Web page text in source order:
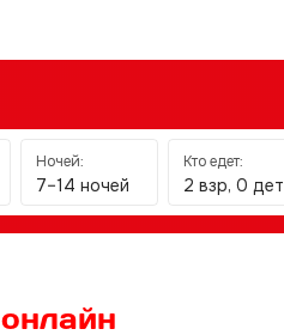
Ночей:
7–14 ночей
Кто едет:
2 взр, 0 дет
онлайн